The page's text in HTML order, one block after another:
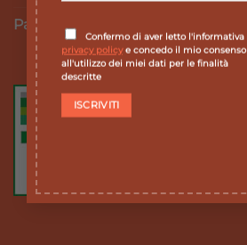
Confermo di aver letto l'informativa
privacy policye concedo il mio consenso
all'utilizzo dei miei dati per le finalità
descritte
Password dimenticata